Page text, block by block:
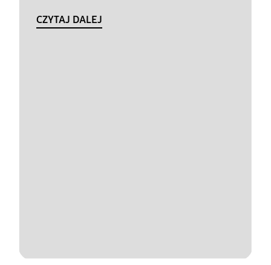
CZYTAJ DALEJ